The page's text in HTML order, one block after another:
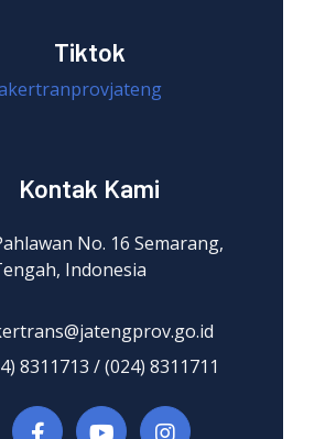
Tiktok
Kontak Kami
No. 16 Semarang,
Indonesia
8311713 / (024) 8311711